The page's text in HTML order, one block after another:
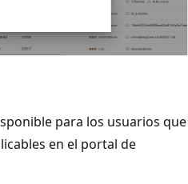
para los usuarios que
en el portal de